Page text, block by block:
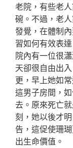
老院，有些老
碗。不過，老
發覺，在體制
習如何有效表
院內有一位很
天卻很自由出
更，早上她如
這男子房間，
去。原來死亡
刻，她以後才
告，這促使珊
出生命價值。